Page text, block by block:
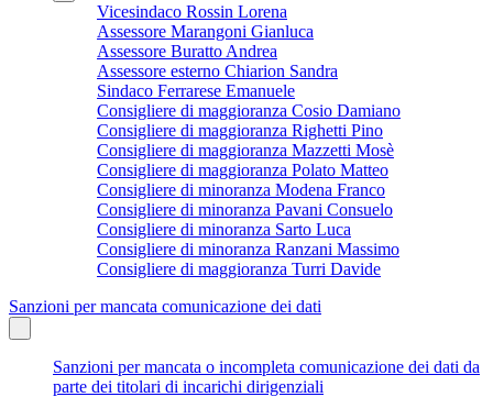
Vicesindaco Rossin Lorena
Assessore Marangoni Gianluca
Assessore Buratto Andrea
Assessore esterno Chiarion Sandra
Sindaco Ferrarese Emanuele
Consigliere di maggioranza Cosio Damiano
Consigliere di maggioranza Righetti Pino
Consigliere di maggioranza Mazzetti Mosè
Consigliere di maggioranza Polato Matteo
Consigliere di minoranza Modena Franco
Consigliere di minoranza Pavani Consuelo
Consigliere di minoranza Sarto Luca
Consigliere di minoranza Ranzani Massimo
Consigliere di maggioranza Turri Davide
Sanzioni per mancata comunicazione dei dati
Sanzioni per mancata o incompleta comunicazione dei dati da
parte dei titolari di incarichi dirigenziali